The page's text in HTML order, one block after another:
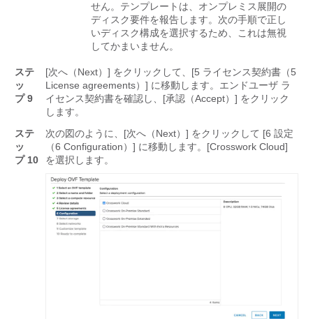
せん。テンプレートは、オンプレミス展開の
ディスク要件を報告します。次の手順で正し
いディスク構成を選択するため、これは無視
してかまいません。
ステ
ッ
プ 9
[次へ（Next）] をクリックして、[5 ライセンス契約書（5
License agreements）] に移動します。 エンドユーザ ラ
イセンス契約書を確認し、[承認（Accept）] をクリック
します。
ステ
ッ
プ 10
次の図のように、[次へ（Next）] をクリックして [6 設定
（6 Configuration）] に移動します。[Crosswork Cloud]
を選択します。